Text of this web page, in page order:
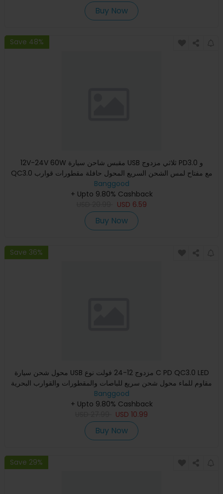
Buy Now
Save 48%
12V-24V 60W مقبس شاحن سيارة USB ثلاثي مزدوج PD3.0 و
QC3.0 مع مفتاح لمس الشحن السريع المحول حافلة مقطورات قوارب
Banggood
+ Upto 9.80% Cashback
USD 6.59
Buy Now
Save 36%
محول شحن سيارة USB مزدوج 12-24 فولت نوع C PD QC3.0 LED
مقاوم للماء محول شحن سريع للباصات والمقطورات والقوارب البحرية
Banggood
+ Upto 9.80% Cashback
USD 10.99
Buy Now
Save 29%